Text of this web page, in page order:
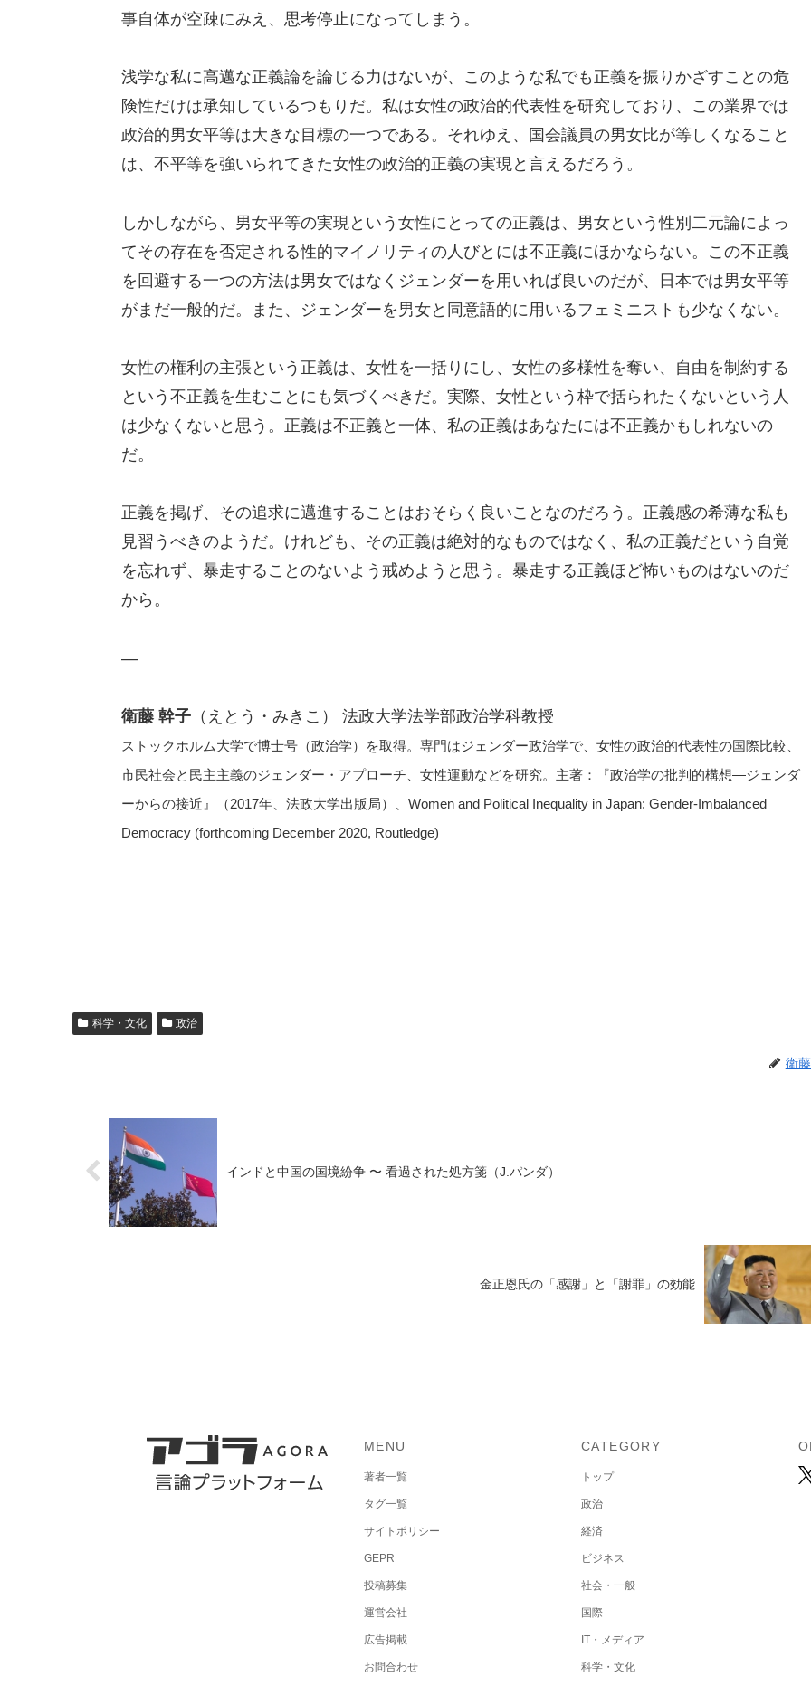
事自体が空疎にみえ、思考停止になってしまう。
浅学な私に高邁な正義論を論じる力はないが、このような私でも正義を振りかざすことの危
険性だけは承知しているつもりだ。私は女性の政治的代表性を研究しており、この業界では
政治的男女平等は大きな目標の一つである。それゆえ、国会議員の男女比が等しくなること
は、不平等を強いられてきた女性の政治的正義の実現と言えるだろう。
しかしながら、男女平等の実現という女性にとっての正義は、男女という性別二元論によっ
てその存在を否定される性的マイノリティの人びとには不正義にほかならない。この不正義
を回避する一つの方法は男女ではなくジェンダーを用いれば良いのだが、日本では男女平等
がまだ一般的だ。また、ジェンダーを男女と同意語的に用いるフェミニストも少なくない。
女性の権利の主張という正義は、女性を一括りにし、女性の多様性を奪い、自由を制約する
という不正義を生むことにも気づくべきだ。実際、女性という枠で括られたくないという人
は少なくないと思う。正義は不正義と一体、私の正義はあなたには不正義かもしれないの
だ。
正義を掲げ、その追求に邁進することはおそらく良いことなのだろう。正義感の希薄な私も
見習うべきのようだ。けれども、その正義は絶対的なものではなく、私の正義だという自覚
を忘れず、暴走することのないよう戒めようと思う。暴走する正義ほど怖いものはないのだ
から。
—
衛藤 幹子（えとう・みきこ） 法政大学法学部政治学科教授
ストックホルム大学で博士号（政治学）を取得。専門はジェンダー政治学で、女性の政治的代表性の国際比較、
市民社会と民主主義のジェンダー・アプローチ、女性運動などを研究。主著：『政治学の批判的構想―ジェンダ
ーからの接近』（2017年、法政大学出版局）、Women and Political Inequality in Japan: Gender-Imbalanced
Democracy (forthcoming December 2020, Routledge)
科学・文化 政治
衛
インドと中国の国境紛争 〜 看過された処方箋（J.パンダ）
金正恩氏の「感謝」と「謝罪」の効能
MENU
著者一覧
タグ一覧
サイトポリシー
GEPR
投稿募集
運営会社
広告掲載
お問合わせ
CATEGORY
トップ
政治
経済
ビジネス
社会・一般
国際
IT・メディア
科学・文化